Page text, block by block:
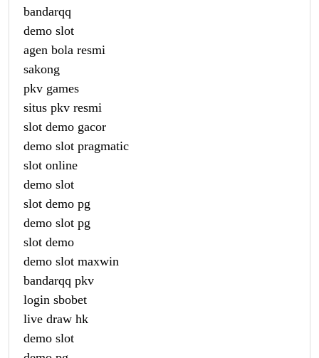
bandarqq
demo slot
agen bola resmi
sakong
pkv games
situs pkv resmi
slot demo gacor
demo slot pragmatic
slot online
demo slot
slot demo pg
demo slot pg
slot demo
demo slot maxwin
bandarqq pkv
login sbobet
live draw hk
demo slot